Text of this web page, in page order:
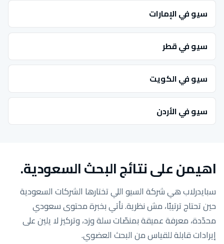
سيو في الإمارات
سيو في قطر
سيو في الكويت
سيو في الأردن
اهيمن على نتائج البحث السعودية.
سبايدرلاب هي شركة السيو اللي تختارها الشركات السعودية
حين تحتاج ترتيبًا، مش نظرية. نأتي بخبرة محتوى سعودي
محدّدة، معرفة عميقة بمنصّات سلة وزد، وتركيز لا يلين على
إيرادات قابلة للقياس من البحث العضوي.